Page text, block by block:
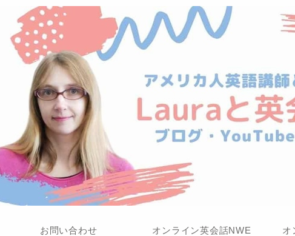
お問い合わせ オンライン英会話NWE オ